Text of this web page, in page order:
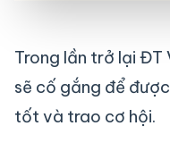
Trong lần trở lại ĐT
sẽ cố gắng để
tốt và trao cơ hội.